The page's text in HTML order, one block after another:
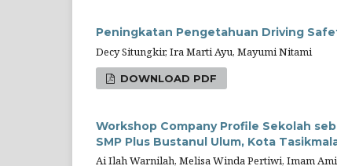
Peningkatan Pengetahuan Driving
Decy Situngkir, Ira Marti Ayu, Mayumi Nitami
DOWNLOAD PDF
Workshop Company Profile Sekolah
SMP Plus Bustanul Ulum, Kota
Ai Ilah Warnilah, Melisa Winda Pertiwi, Imam